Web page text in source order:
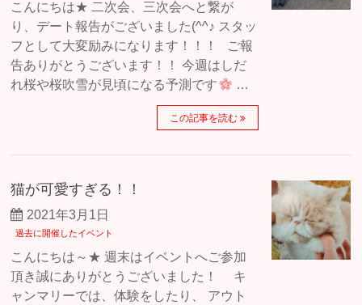
こんにちは★ 二次会、三次会へと繋が
り、デート報告がございました(^^♪ スタッ
フとして大変励みになります！！！ ご報
告ありがとうございます！！ 今週はしだ
れ桜や桜吹雪が見頃になる予測です
…
この記事を読む
猫が可愛すぎる！！
2021年3月1日
過去に開催したイベント
こんにちは～★ 週末はイベントへご参加
頂き誠にありがとうございました！ キ
ャンマリーでは、体験をしたり、 アウト